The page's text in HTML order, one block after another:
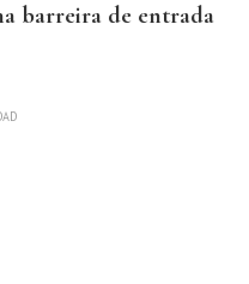
barreira de entrada